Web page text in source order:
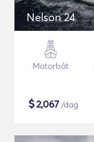
Nelson 24
Motorbåt
$2,067 /dag